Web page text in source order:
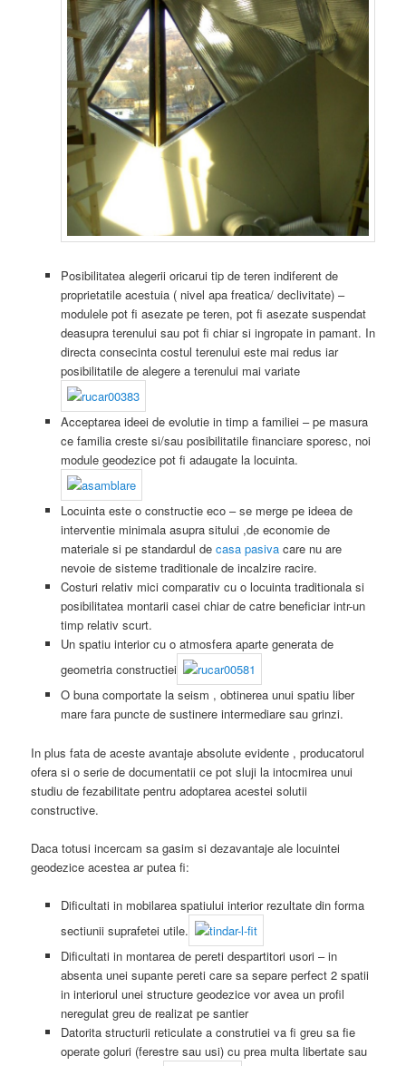
Posibilitatea alegerii oricarui tip de teren indiferent de
proprietatile acestuia ( nivel apa freatica/ declivitate) –
modulele pot fi asezate pe teren, pot fi asezate suspendat
deasupra terenului sau pot fi chiar si ingropate in pamant. In
directa consecinta costul terenului este mai redus iar
posibilitatile de alegere a terenului mai variate
Acceptarea ideei de evolutie in timp a familiei – pe masura
ce familia creste si/sau posibilitatile financiare sporesc, noi
module geodezice pot fi adaugate la locuinta.
Locuinta este o constructie eco – se merge pe ideea de
interventie minimala asupra sitului ,de economie de
materiale si pe standardul de casa pasivacare nu are
nevoie de sisteme traditionale de incalzire racire.
Costuri relativ mici comparativ cu o locuinta traditionala si
posibilitatea montarii casei chiar de catre beneficiar intr-un
timp relativ scurt.
Un spatiu interior cu o atmosfera aparte generata de
geometria constructiei
O buna comportate la seism , obtinerea unui spatiu liber
mare fara puncte de sustinere intermediare sau grinzi.
In plus fata de aceste avantaje absolute evidente , producatorul
ofera si o serie de documentatii ce pot sluji la intocmirea unui
studiu de fezabilitate pentru adoptarea acestei solutii
constructive.
Daca totusi incercam sa gasim si dezavantaje ale locuintei
geodezice acestea ar putea fi:
Dificultati in mobilarea spatiului interior rezultate din forma
sectiunii suprafetei utile.
Dificultati in montarea de pereti despartitori usori – in
absenta unei supante pereti care sa separe perfect 2 spatii
in interiorul unei structure geodezice vor avea un profil
neregulat greu de realizat pe santier
Datorita structurii reticulate a construtiei va fi greu sa fie
operate goluri (ferestre sau usi) cu prea multa libertate sau